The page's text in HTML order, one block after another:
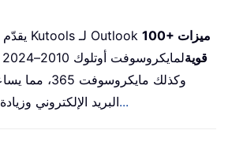
: يقدّم Kutools لـ Outlook 100+ ميزات
قوية
وكذلك
البريد الإلكترونياعرف المزيد...